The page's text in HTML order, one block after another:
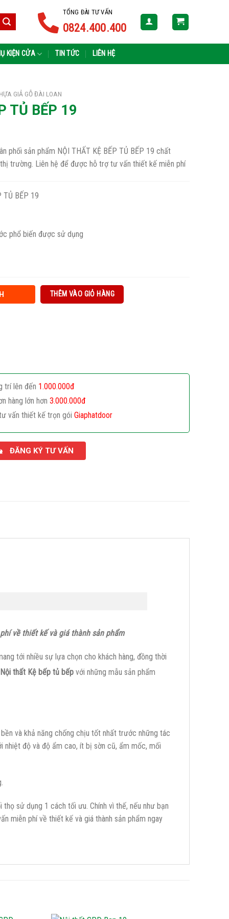
TỔNG ĐÀI TƯ VẤN
0824.400.400
KIỆN CỬA TIN TỨC LIÊN HỆ
GIẢ GỖ ĐÀI LOAN
TỦ BẾP 19
phối sản phẩm NỘI THẤT KỆ BẾP TỦ BẾP 19 chất
trường. Liên hệ để được hỗ trợ tư vấn thiết kế miễn phí
TỦ BẾP 19
phổ biến được sử dụng
THÊM VÀO GIỎ HÀNG
trí lên đến 1.000.000đ
hàng lớn hơn 3.000.000đ
vấn thiết kế trọn gói Giaphatdoor
ĐĂNG KÝ TƯ VẤN
về thiết kế và giá thành sản phẩm
tới nhiều sự lựa chọn cho khách hàng, đồng thời
Nội thất Kệ bếp tủ bếp với những mẫu sản phẩm
và khả năng chống chịu tốt nhất trước những tác
độ và độ ẩm cao, ít bị sờn cũ, ẩm mốc, mối
sử dụng 1 cách tối ưu. Chính vì thế, nếu như bạn
miễn phí về thiết kế và giá thành sản phẩm ngay